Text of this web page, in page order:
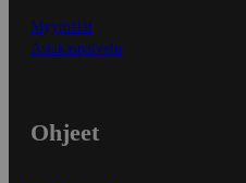
Myymälät
Asiakaspalvelu
Ohjeet